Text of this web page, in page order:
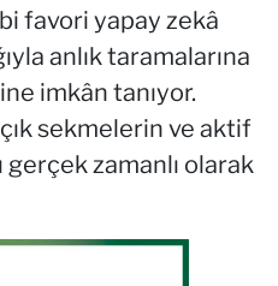
favori yapay zekâ
anlık taramalarına
imkân tanıyor.
sekmelerin ve aktif
gerçek zamanlı olarak